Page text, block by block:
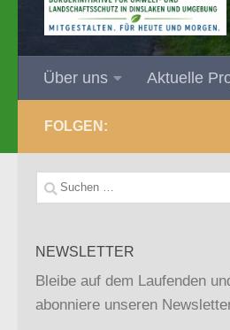
Über uns Aktuelle
FOLGEN:
Suchen
nach:
NEWSLETTER
Bleibe auf dem Laufenden
abonniere unseren